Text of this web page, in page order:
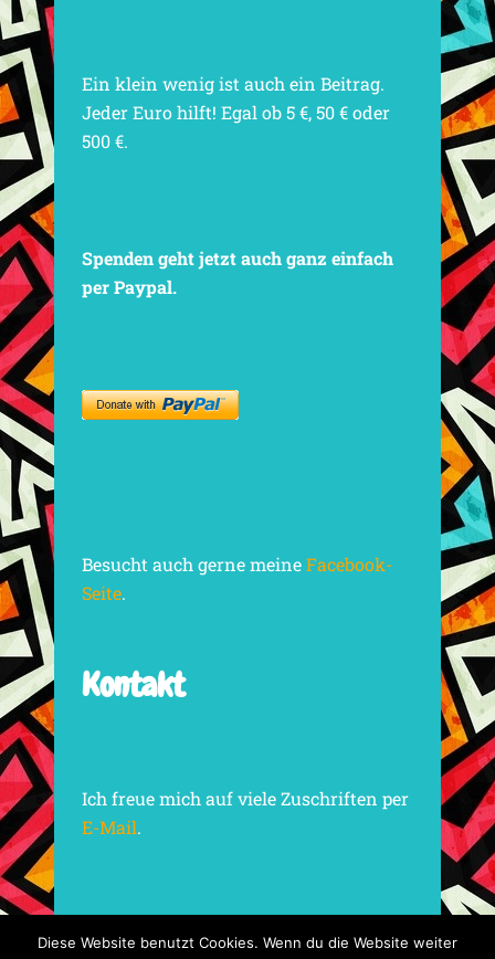
Ein klein wenig ist auch ein Beitrag.
Jeder Euro hilft! Egal ob 5 €, 50 € oder
500 €.
Spenden geht jetzt auch ganz einfach
per Paypal.
Besucht auch gerne meineFacebook-
Seite.
Kontakt
Ich freue mich auf viele Zuschriften per
E-Mail.
Diese Website benutzt Cookies. Wenn du die Website weiter